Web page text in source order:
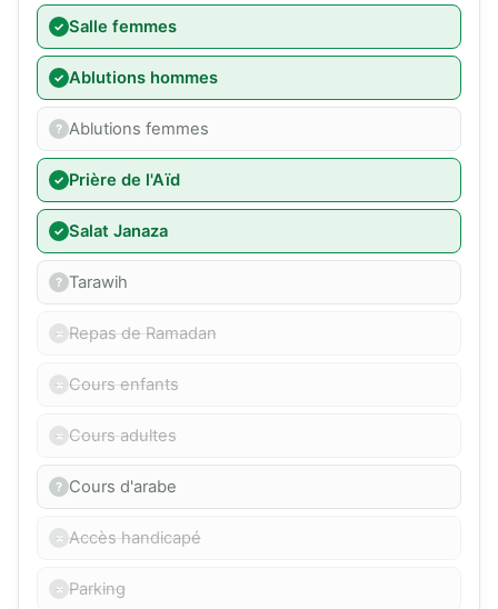
Salle femmes
Ablutions hommes
Ablutions femmes
Prière de l'Aïd
Salat Janaza
Tarawih
Repas de Ramadan
Cours enfants
Cours adultes
Cours d'arabe
Accès handicapé
Parking